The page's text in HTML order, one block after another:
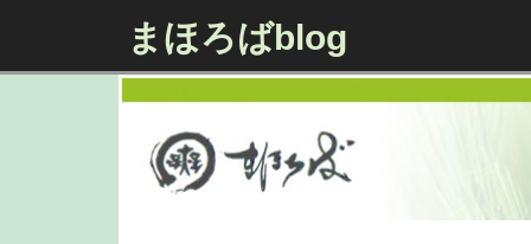
まほろばblog